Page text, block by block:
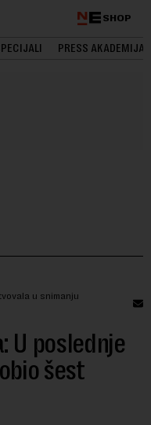
SHOP
PRESS AKADEMIJA
u snimanju
U poslednje
šest